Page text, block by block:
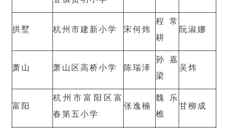
拱墅 杭州市建新小学 宋何炜
程常
耕
阮淑娜
萧山 萧山区高桥小学 陈瑞泽
孙嘉
梁
吴炜
富阳
杭州市富阳区富
春第五小学
张逸楠
魏乐
樵
甘柳成